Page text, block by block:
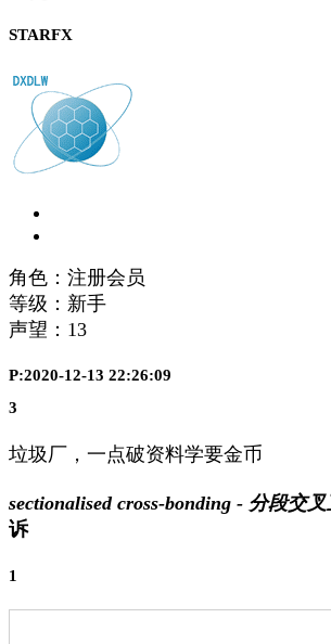
STARFX
角色：注册会员
等级：新手
声望： 13
P:2020-12-13 22:26:09
3
垃圾厂，一点破资料学要金币
sectionalised cross-bonding - 分段交
诉
1